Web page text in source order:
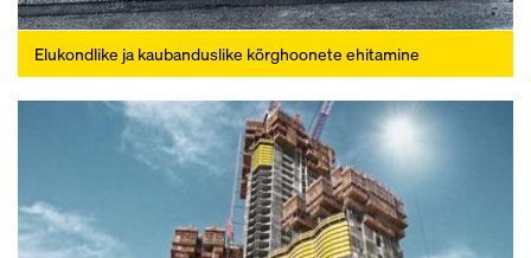
Elukondlike ja kaubanduslike kõrghoonete ehitamine